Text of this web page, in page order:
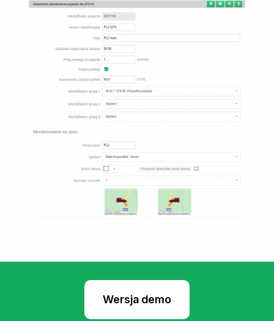
Wersja demo